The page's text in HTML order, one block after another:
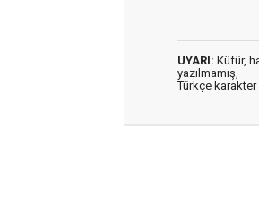
UYARI: Küfür,
yazılmamış,
Türkçe karakter